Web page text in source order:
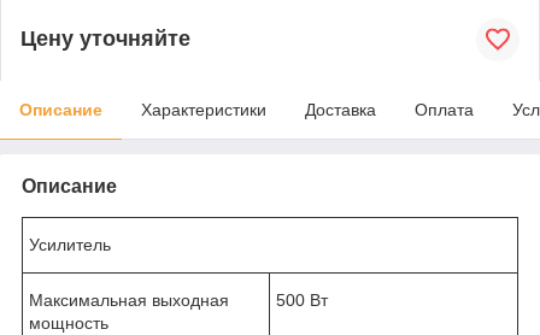
Цену уточняйте
Описание Характеристики Доставка Оплата
Описание
Усилитель
Максимальная выходная
мощность
500 Вт